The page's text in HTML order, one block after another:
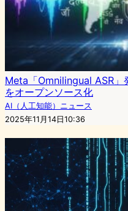
Meta「Omnilingual ASR」
をオープンソース化
AI（人工知能）ニュース
2025年11月14日10:36